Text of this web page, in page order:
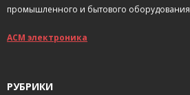
промышленного и бытового оборудования
АСМ электроника
РУБРИКИ